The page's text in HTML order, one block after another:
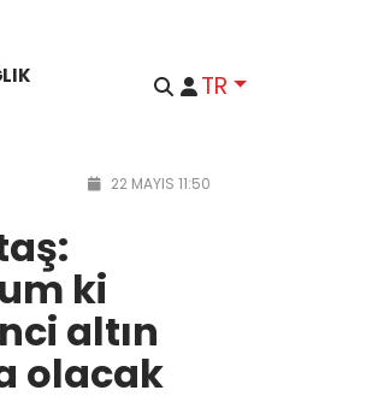
TR
22 MAYIS 11:50
ki
altın
olacak